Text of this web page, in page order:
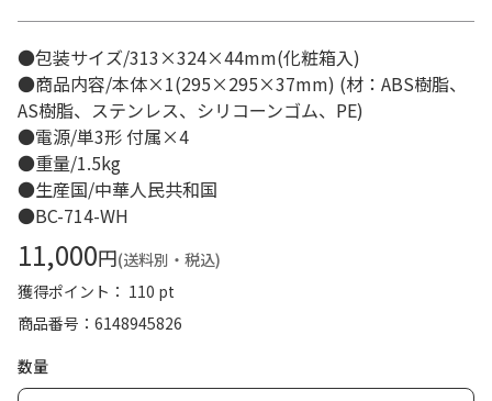
●包装サイズ/313×324×44mm(化粧箱入)
●商品内容/本体×1(295×295×37mm) (材：ABS樹脂、
AS樹脂、ステンレス、シリコーンゴム、PE)
●電源/単3形 付属×4
●重量/1.5kg
●生産国/中華人民共和国
●BC-714-WH
11,000円(送料別・税込)
獲得ポイント： 110 pt
商品番号
6148945826
数量